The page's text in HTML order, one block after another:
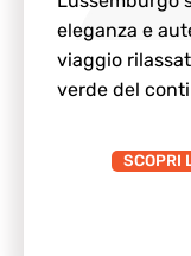
eleganza e
viaggio
verde del
SCOPRI